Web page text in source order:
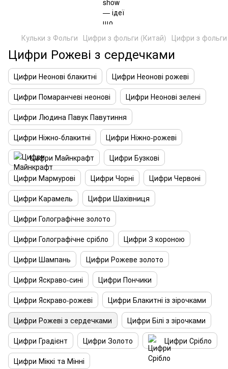
Кульки з Фольги Цифри з фольги (Китай) Цифри з
Цифри Рожеві з сердечками
Цифри Неонові блакитні
Цифри Неонові рожеві
Цифри Помаранчеві неонові
Цифри Неонові зелені
Цифри Людина Павук Павутиння
Цифри Ніжно-блакитні
Цифри Ніжно-рожеві
Цифри Майнкрафт
Цифри Бузкові
Цифри Мармурові
Цифри Чорні
Цифри Червоні
Цифри Карамель
Цифри Шахівниця
Цифри Голографічне золото
Цифри Голографічне срібло
Цифри З короною
Цифри Шампань
Цифри Рожеве золото
Цифри Яскраво-сині
Цифри Пончики
Цифри Яскраво-рожеві
Цифри Блакитні із зірочками
Цифри Рожеві з сердечками
Цифри Білі з зірочками
Цифри Градієнт
Цифри Золото
Цифри Срібло
Цифри Міккі та Мінні